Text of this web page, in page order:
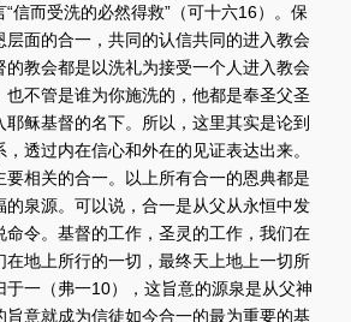
信而受洗的必然得救”（可十六16）。保
层面的合一，共同的认信共同的进入教会
的教会都是以洗礼为接受一个人进入教会
也不管是谁为你施洗的，他都是奉圣父圣
稣基督的名下。所以，这里其实是论到
透过内在信心和外在的见证表达出来。
要相关的合一。以上所有合一的恩典都是
的泉源。可以说，合一是从父从永恒中发
命令。基督的工作，圣灵的工作，我们在
在地上所行的一切，最终天上地上一切所
于一（弗一10），这旨意的源泉是从父神
旨意就成为信徒如今合一的最为重要的基